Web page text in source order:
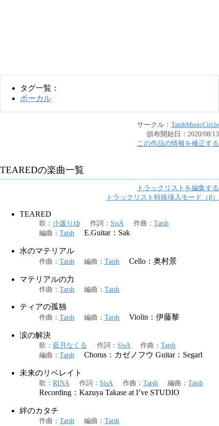
タグ一覧：
ボーカル
サークル： TatshMusicCircle
頒布開始日： 2020/08/13
この作品の情報を修正する
TEAREDの楽曲一覧
トラックリストを編集する
トラックリスト特殊挿入モード（β）
TEARED
歌 ： 小坂りゆ 作詞 ： SisA 作曲 ： Tatsh
編曲 ： Tatsh E.Guitar：Sak
水のマテリアル
作曲 ： Tatsh 編曲 ： Tatsh Cello：奥村景
マテリアルの力
作曲 ： Tatsh 編曲 ： Tatsh
ティアの孤独
作曲 ： Tatsh 編曲 ： Tatsh Violin：伊藤黎
涙の解決
歌 ： 藍月なくる 作詞 ： SisA 作曲 ： Tatsh
編曲 ： Tatsh Chorus：カゼノフウ Guitar：Segarl
未来のリベレイト
歌 ： RINA 作詞 ： SisA 作曲 ： Tatsh 編曲 ： Tatsh
Recording：Kazuya Takase at I’ve STUDIO
絆のカタチ
作曲 ： Tatsh 編曲 ： Tatsh